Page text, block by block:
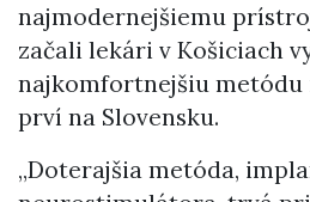
najmodernejšiemu
začali lekári v Košiciach
najkomfortnejšiu metódu
prví na Slovensku.
„Doterajšia metóda,